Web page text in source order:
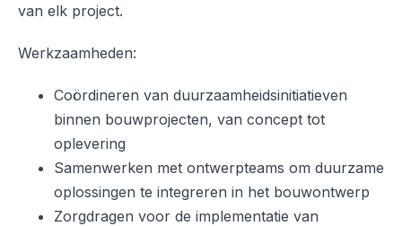
van elk project.
Werkzaamheden:
Coördineren van duurzaamheidsinitiatieven
binnen bouwprojecten, van concept tot
oplevering
Samenwerken met ontwerpteams om duurzame
oplossingen te integreren in het bouwontwerp
Zorgdragen voor de implementatie van